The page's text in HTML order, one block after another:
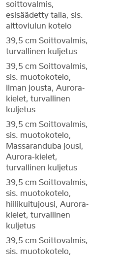
soittovalmis,
esisäädetty talla, sis.
alttoviulun kotelo
39,5 cm Soittovalmis,
turvallinen kuljetus
39,5 cm Soittovalmis,
sis. muotokotelo,
ilman jousta, Aurora-
kielet, turvallinen
kuljetus
39,5 cm Soittovalmis,
sis. muotokotelo,
Massaranduba jousi,
Aurora-kielet,
turvallinen kuljetus
39,5 cm Soittovalmis,
sis. muotokotelo,
hiilikuitujousi, Aurora-
kielet, turvallinen
kuljetus
39,5 cm Soittovalmis,
sis. muotokotelo,